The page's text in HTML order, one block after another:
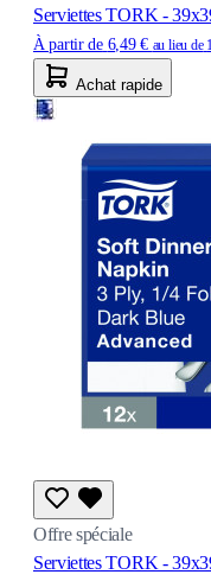
Serviettes TORK -
À partir de 6,49 € au lieu de
Achat rapide
Offre spéciale
Serviettes TORK -